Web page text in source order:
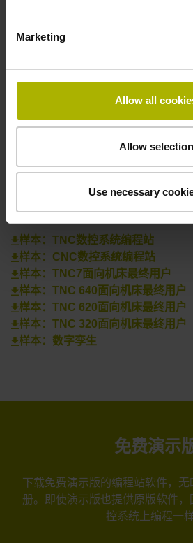
Marketing
Allow all
Allow selection
Use necessary
中国销售咨询
联系附近销售代表
下载
样本：TNC数控系统编程站
样本：CNC数控系统编程站
样本：TNC7面向机床最终用户
样本：TNC 640面向机床最终用户
样本：TNC 620面向机床最终用户
样本：TNC 320面向机床最终用户
样本：数字孪生
免费演示
下载免费演示版的编程站软件，
册。即使演示版也提供原版软件
控系统上编程一样